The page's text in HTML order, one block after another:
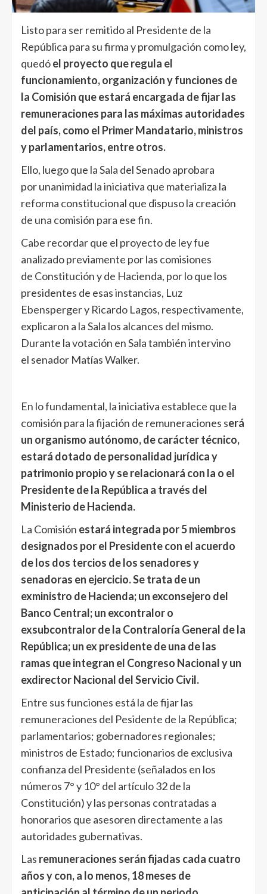
Listo para ser remitido al Presidente de la
República para su firma y promulgación como ley,
quedóel proyecto que regula el
funcionamiento, organización y funciones de
la Comisión que estará encargada de fijar las
remuneraciones para las máximas autoridades
del país, como el Primer Mandatario, ministros
y parlamentarios, entre otros.
Ello, luego que la Sala del Senado aprobara
por unanimidad la iniciativa que materializa la
reforma constitucional que dispuso la creación
de una comisión para ese fin.
Cabe recordar que el proyecto de ley fue
analizado previamente por las comisiones
de Constitución y de Hacienda, por lo que los
presidentes de esas instancias, Luz
Ebensperger y Ricardo Lagos, respectivamente,
explicaron a la Sala los alcances del mismo.
Durante la votación en Sala también intervino
el senador Matías Walker.
En lo fundamental, la iniciativa establece que la
comisión para la fijación de remuneraciones será
un organismo autónomo, de carácter técnico,
estará dotado de personalidad jurídica y
patrimonio propio y se relacionará con la o el
Presidente de la República a través del
Ministerio de Hacienda.
La Comisión estará integrada por 5 miembros
designados por el Presidente con el acuerdo
de los dos tercios de los senadores y
senadoras en ejercicio. Se trata de un
exministro de Hacienda; un exconsejero del
Banco Central; un excontralor o
exsubcontralor de la Contraloría General de la
República; un ex presidente de una de las
ramas que integran el Congreso Nacional y un
exdirector Nacional del Servicio Civil.
Entre sus funciones está la de fijar las
remuneraciones del Pesidente de la República;
parlamentarios; gobernadores regionales;
ministros de Estado; funcionarios de exclusiva
confianza del Presidente (señalados en los
números 7° y 10° del artículo 32 de la
Constitución) y las personas contratadas a
honorarios que asesoren directamente a las
autoridades gubernativas.
Las remuneraciones serán fijadas cada cuatro
años y con, a lo menos, 18 meses de